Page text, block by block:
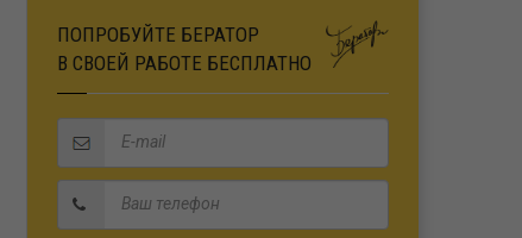
ПОПРОБУЙТЕ БЕРАТОР
В СВОЕЙ РАБОТЕ БЕСПЛАТНО